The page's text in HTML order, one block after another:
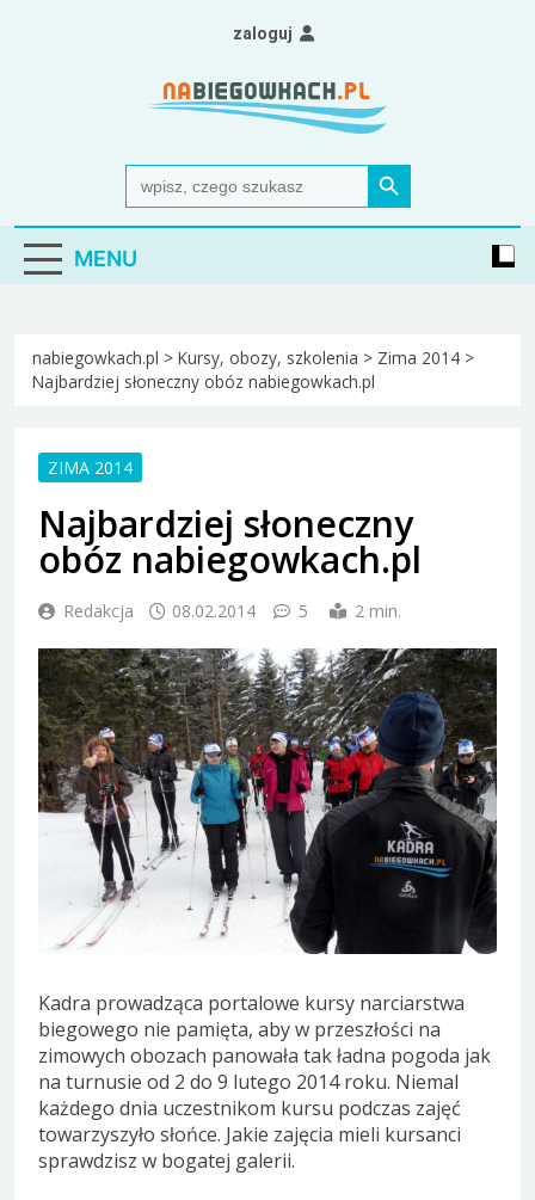
Nabiegowkach.pl
portal miłośników narciarstwa biegowego
Search
for:
Search Button
zaloguj
MENU
nabiegowkach.pl > Kursy, obozy, szkolenia > Zima 2014 >
Najbardziej słoneczny obóz nabiegowkach.pl
ZIMA 2014
Najbardziej słoneczny
obóz nabiegowkach.pl
Redakcja 08.02.2014 5 2 min.
Kadra prowadząca portalowe kursy narciarstwa
biegowego nie pamięta, aby w przeszłości na
zimowych obozach panowała tak ładna pogoda jak
na turnusie od 2 do 9 lutego 2014 roku. Niemal
każdego dnia uczestnikom kursu podczas zajęć
towarzyszyło słońce. Jakie zajęcia mieli kursanci
sprawdzisz w bogatej galerii.